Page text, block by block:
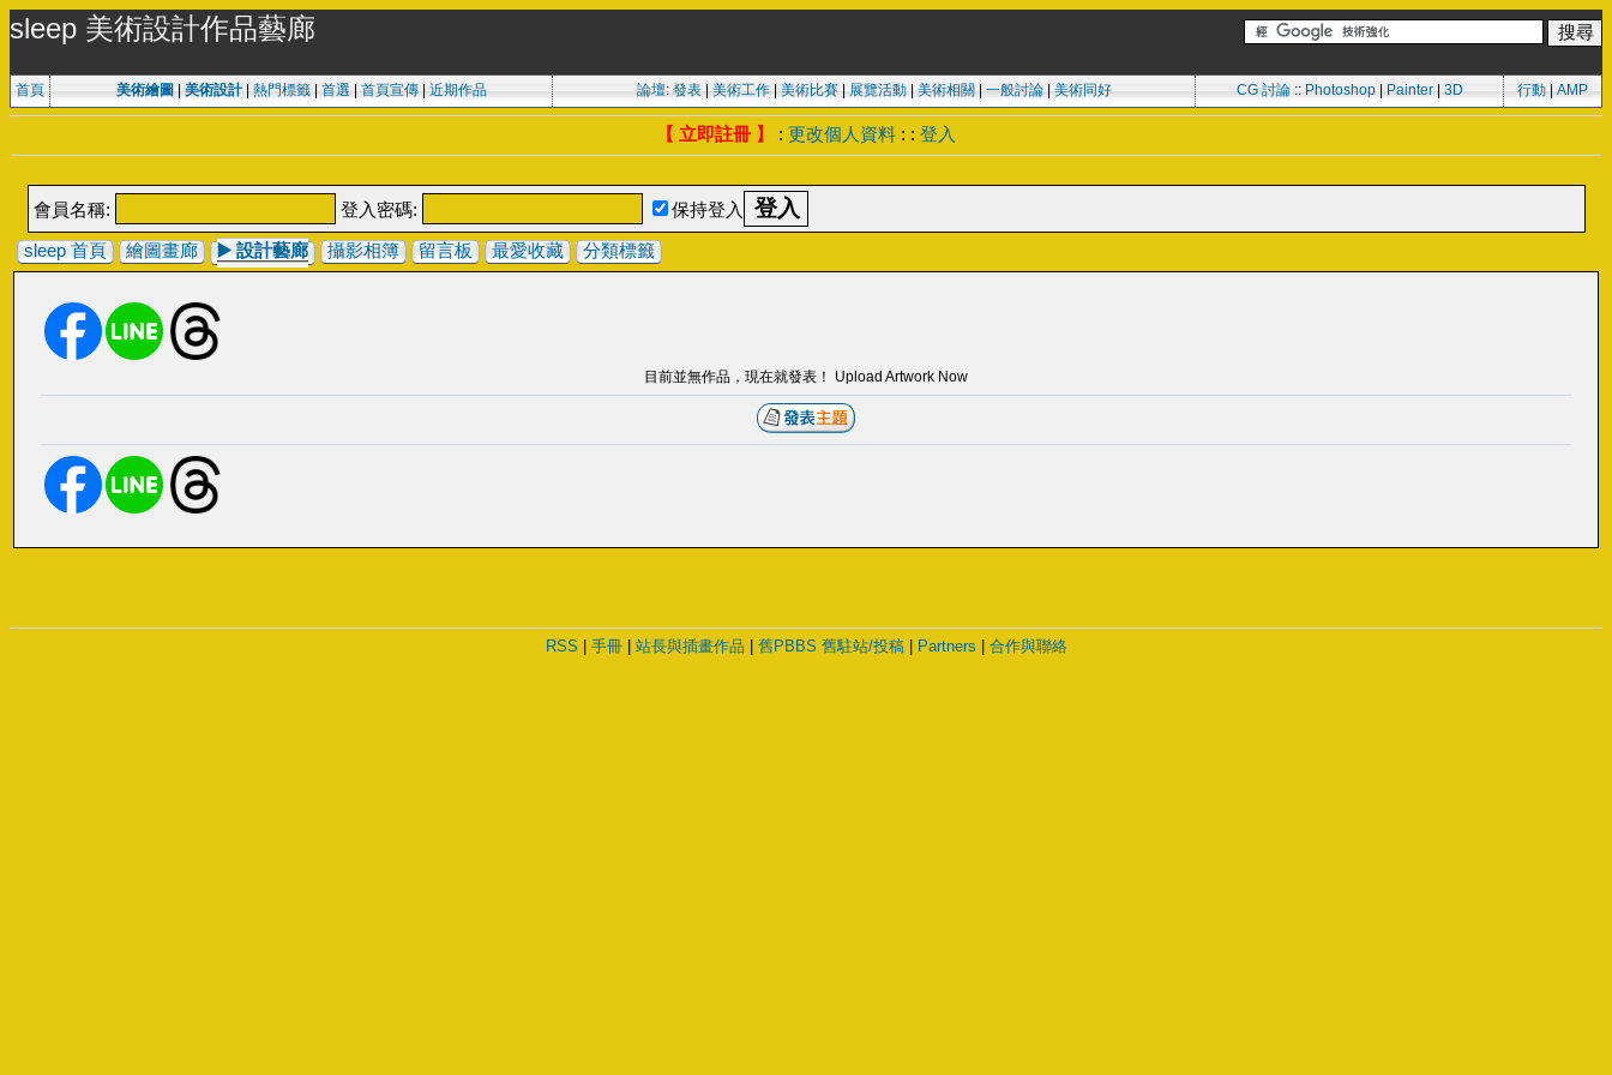
sleep 美術設計作品藝廊
首頁 美術繪圖 美術設計| 熱門標籤| 首選 首頁宣傳| 近期作品 論壇: 發表| 美術工作| 美術比賽| 展覽活動| 美術相關 一般討論| 美術同好 CG 討論:: Photoshop| Painter| 3D 行動 AMP
【 立即註冊 】 : 更改個人資料 : : 登入
會員名稱: 登入密碼:
保持登入
sleep 首頁
繪圖畫廊 ▶️ 設計藝廊 攝影相簿 留言板 最愛收藏 分類標籤
目前並無作品，現在就發表！ Upload Artwork Now
RSS 手冊| 站長與插畫作品 舊PBBS 舊駐站/投稿| Partners 合作與聯絡